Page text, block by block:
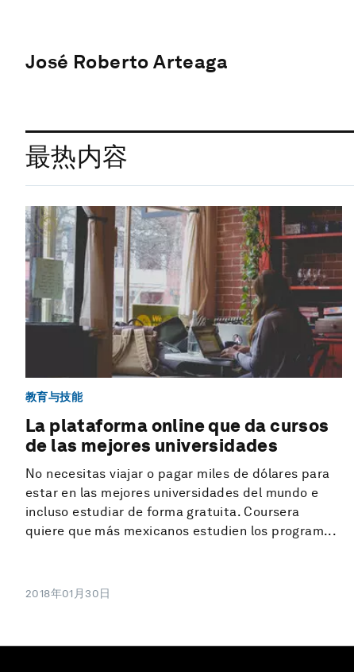
José Roberto Arteaga
最热内容
教育与技能
La plataforma online que da cursos
de las mejores universidades
No necesitas viajar o pagar miles de dólares para
estar en las mejores universidades del mundo e
incluso estudiar de forma gratuita. Coursera
quiere que más mexicanos estudien los program...
2018年01月30日